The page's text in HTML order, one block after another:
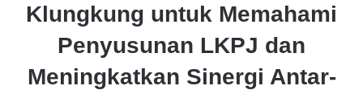
Klungkung untuk Memahami
Penyusunan LKPJ dan
Meningkatkan Sinergi Antar-